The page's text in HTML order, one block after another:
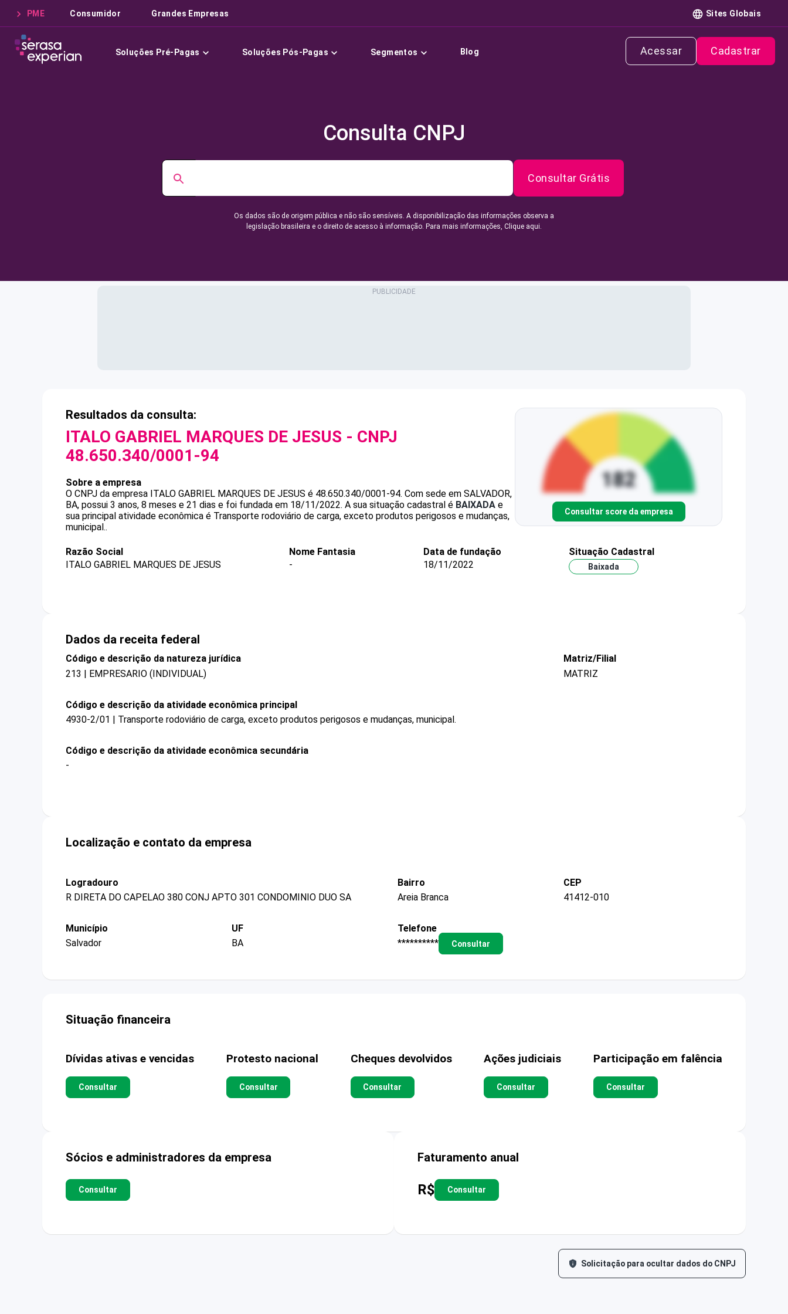
PME Consumidor Grandes Empresas Sites Globais
Soluções Pré-Pagas Soluções Pós-Pagas Segmentos Blog Acessar Cadastrar
Consulta CNPJ
Consultar Grátis
Os dados são de origem pública e não são sensíveis. A disponibilização das informações observa a
legislação brasileira e o direito de acesso à informação. Para mais informações, Clique aqui.
Resultados da consulta:
ITALO GABRIEL MARQUES DE JESUS - CNPJ
48.650.340/0001-94
Sobre a empresa
O CNPJ da empresa ITALO GABRIEL MARQUES DE JESUS é 48.650.340/0001-94. Com sede em SALVADOR,
BA, possui 3 anos, 8 meses e 21 dias e foi fundada em 18/11/2022. A sua situação cadastral é BAIXADA e
sua principal atividade econômica é Transporte rodoviário de carga, exceto produtos perigosos e mudanças,
municipal..
Consultar score da empresa
Razão Social
ITALO GABRIEL MARQUES DE JESUS
Nome Fantasia
-
Data de fundação
18/11/2022
Situação Cadastral
Baixada
Dados da receita federal
Código e descrição da natureza jurídica
213 | EMPRESARIO (INDIVIDUAL)
Matriz/Filial
MATRIZ
Código e descrição da atividade econômica principal
4930-2/01 | Transporte rodoviário de carga, exceto produtos perigosos e mudanças, municipal.
Código e descrição da atividade econômica secundária
-
Localização e contato da empresa
Logradouro
R DIRETA DO CAPELAO 380 CONJ APTO 301 CONDOMINIO DUO SA
Bairro
Areia Branca
CEP
41412-010
Município
Salvador
UF
BA
Telefone
**********
Consultar
Situação financeira
Dívidas ativas e vencidas
Consultar
Protesto nacional
Consultar
Cheques devolvidos
Consultar
Ações judiciais
Consultar
Participação em falência
Consultar
Sócios e administradores da empresa
Consultar
Faturamento anual
R$ Consultar
Solicitação para ocultar dados do CNPJ